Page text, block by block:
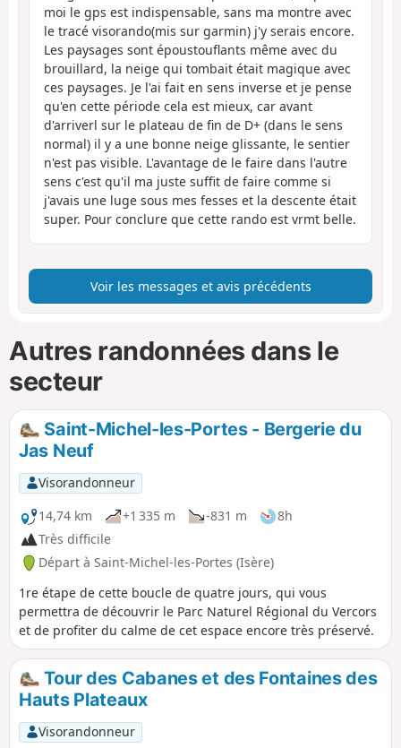
moi le gps est indispensable, sans ma montre avec
le tracé visorando(mis sur garmin) j'y serais encore.
Les paysages sont époustouflants même avec du
brouillard, la neige qui tombait était magique avec
ces paysages. Je l'ai fait en sens inverse et je pense
qu'en cette période cela est mieux, car avant
d'arriverl sur le plateau de fin de D+ (dans le sens
normal) il y a une bonne neige glissante, le sentier
n'est pas visible. L'avantage de le faire dans l'autre
sens c'est qu'il ma juste suffit de faire comme si
j'avais une luge sous mes fesses et la descente était
super. Pour conclure que cette rando est vrmt belle.
Voir les messages et avis précédents
Autres randonnées dans le
secteur
Saint-Michel-les-Portes - Bergerie du
Jas Neuf
Visorandonneur
14,74 km
+1 335 m -831 m
8h
Très difficile
Départ à Saint-Michel-les-Portes (Isère)
1re étape de cette boucle de quatre jours, qui vous
permettra de découvrir le Parc Naturel Régional du Vercors
et de profiter du calme de cet espace encore très préservé.
Tour des Cabanes et des Fontaines des
Hauts Plateaux
Visorandonneur